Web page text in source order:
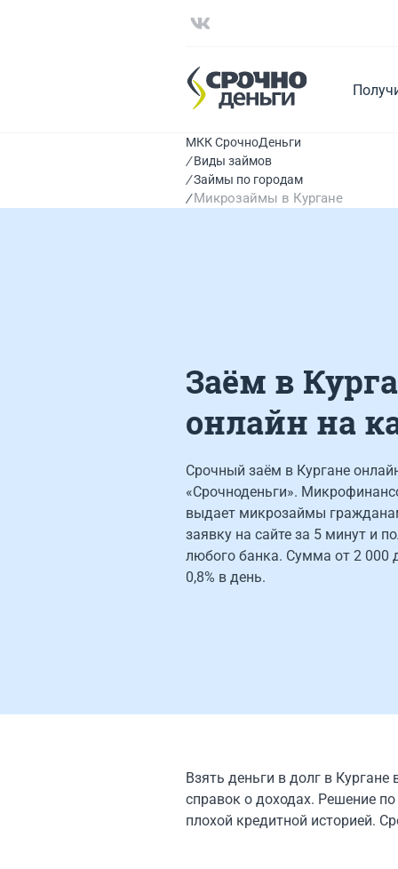
МКК СрочноДеньги
Виды займов
Займы по городам
Микрозаймы в Кургане
Заём в
онлайн на
Срочный заём в Кургане
«Срочноденьги».
выдает микрозаймы
заявку на сайте за 5 минут и
любого банка. Сумма от 2 000
0,8% в день.
Взять деньги в долг в
справок о доходах. Решение
плохой кредитной историей.